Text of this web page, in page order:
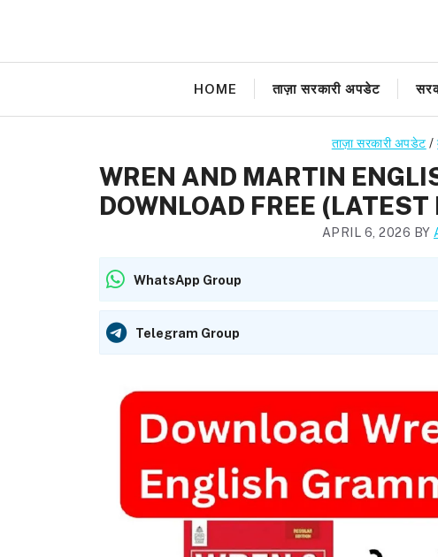
HOME ताज़ा सरकारी अपडेट
ताज़ा सरकारी अपडेट /
WREN AND MARTIN
DOWNLOAD FREE
APRIL 6, 2026 BY
WhatsApp Group
Telegram Group